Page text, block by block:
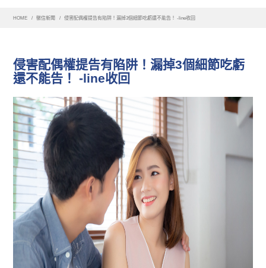
HOME 徵信新聞 侵害配偶權提告有陷阱！漏掉3個細節吃虧還不能告！ -line收回
侵害配偶權提告有陷阱！漏掉3個細節吃虧
還不能告！ -line收回